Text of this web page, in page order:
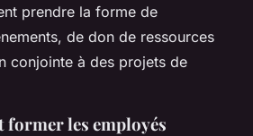
prendre la forme de
de don de ressources
conjointe à des projets de
former les employés